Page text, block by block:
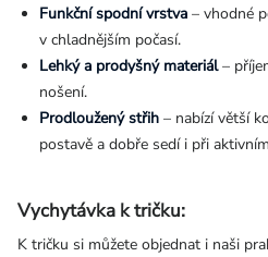
Funkční spodní vrstva – vhodné
v chladnějším počasí.
Lehký a prodyšný materiál–
nošení.
Prodloužený střih – nabízí větší
postavě a dobře sedí i při
Vychytávka k tričku:
K tričku si můžete objednat i naši